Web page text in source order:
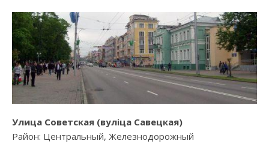
Улица Советская (вулiца Савецкая)
Район: Центральный, Железнодорожный